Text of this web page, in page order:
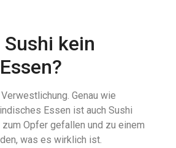
kein
Genau wie
Essen ist auch Sushi
Opfer gefallen und zu einem
was es wirklich ist.